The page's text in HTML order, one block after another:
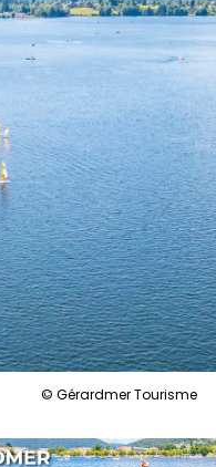
© Gérardmer Tourisme